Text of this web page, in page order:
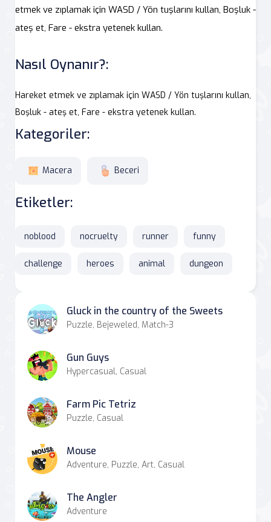
etmek ve zıplamak için WASD / Yön tuşlarını kullan, Boşluk -
ateş et, Fare - ekstra yetenek kullan.
Nasıl Oynanır?:
Hareket etmek ve zıplamak için WASD / Yön tuşlarını kullan,
Boşluk - ateş et, Fare - ekstra yetenek kullan.
Kategoriler:
Macera Beceri
Etiketler:
noblood nocruelty runner funny
challenge heroes animal dungeon
Gluck in the country of the Sweets
Puzzle, Bejeweled, Match-3
Gun Guys
Hypercasual, Casual
Farm Pic Tetriz
Puzzle, Casual
Mouse
Adventure, Puzzle, Art, Casual
The Angler
Adventure